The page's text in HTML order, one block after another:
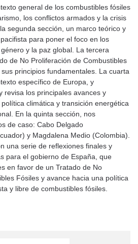
general de los combustibles fósiles
los conflictos armados y la crisis
segunda sección, un marco teórico y
para poner el foco en los
y la paz global. La tercera
de No Proliferación de Combustibles
principios fundamentales. La cuarta
específico de Europa, y
revisa los principales avances y
climática y transición energética
En la quinta sección, nos
de caso: Cabo Delgado
y Magdalena Medio (Colombia).
una serie de reflexiones finales y
para el gobierno de España, que
en favor de un Tratado de No
Fósiles y avance hacia una política
y libre de combustibles fósiles.